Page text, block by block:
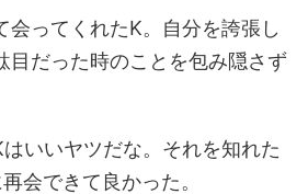
会ってくれたK。自分を誇張し
目だった時のことを包み隠さず
いいヤツだな。それを知れた
会できて良かった。